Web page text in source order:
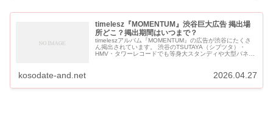
timelesz『MOMENTUM』渋谷巨大広告 掲出場
所どこ？掲出期間はいつまで？
timeleszアルバム『MOMENTUM』の広告が渋谷にたくさ
ん掲出されています。 渋谷のTSUTAYA（シブツタ）・
HMV・タワーレコードでも等身大スタンディや大型パネル
kosodate-and.net 2026.04.27